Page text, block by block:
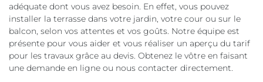
adéquate dont vous avez besoin. En effet, vous pouvez
installer la terrasse dans votre jardin, votre cour ou sur le
balcon, selon vos attentes et vos goûts. Notre équipe est
présente pour vous aider et vous réaliser un aperçu du tarif
pour les travaux grâce au devis. Obtenez le vôtre en faisant
une demande en ligne ou nous contacter directement.